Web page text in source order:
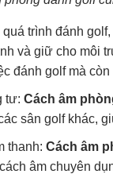
trình đánh
và giữ cho môi
đánh golf mà
tư: Cách âm
sân golf khác,
thanh: Cách âm
âm chuyên